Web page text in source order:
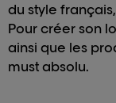
du style
Pour créer son
ainsi que les
must absolu.